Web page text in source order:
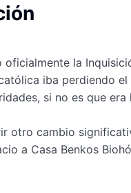
oficialmente la
iba perdiendo
si no es que
otro cambio
a Casa Benkos